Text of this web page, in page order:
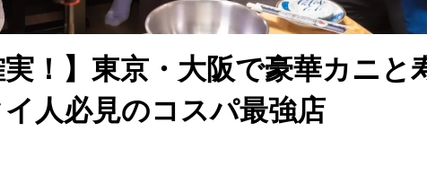
実！】東京・大阪で豪華カニと
人必見のコスパ最強店